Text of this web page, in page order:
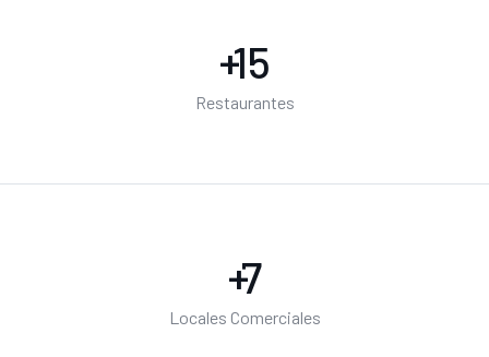
+20
Restaurantes
+
10
Locales Comerciales